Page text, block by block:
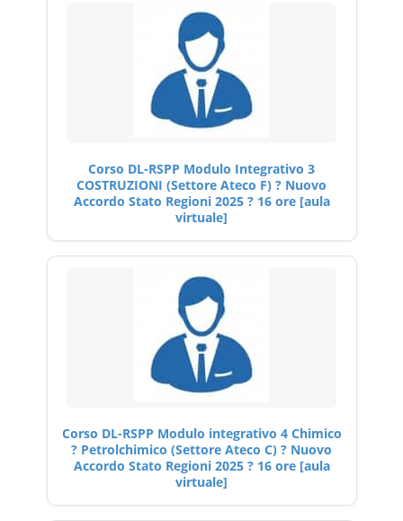
Corso DL-RSPP Modulo Integrativo 3
COSTRUZIONI (Settore Ateco F) ? Nuovo
Accordo Stato Regioni 2025 ? 16 ore [aula
virtuale]
Corso DL-RSPP Modulo integrativo 4 Chimico
? Petrolchimico (Settore Ateco C) ? Nuovo
Accordo Stato Regioni 2025 ? 16 ore [aula
virtuale]